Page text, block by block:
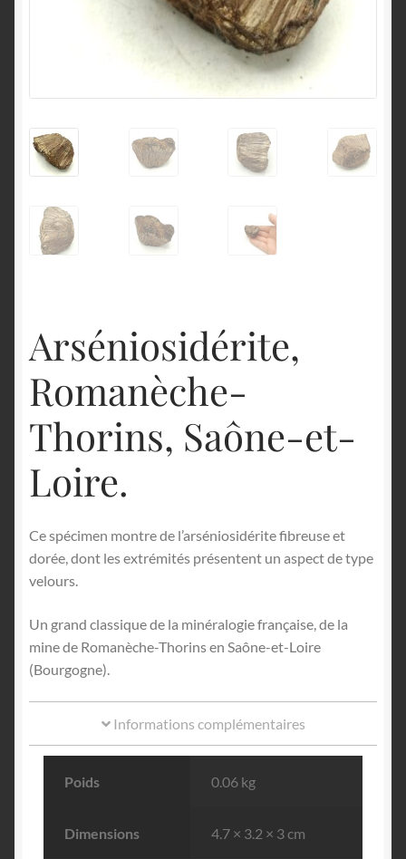
Arséniosidérite,
Romanèche-
Thorins, Saône-et-
Loire.
Ce spécimen montre de l’arséniosidérite fibreuse et
dorée, dont les extrémités présentent un aspect de type
velours.
Un grand classique de la minéralogie française, de la
mine de Romanèche-Thorins en Saône-et-Loire
(Bourgogne).
Informations complémentaires
Poids 0.06 kg
Dimensions 4.7 × 3.2 × 3 cm